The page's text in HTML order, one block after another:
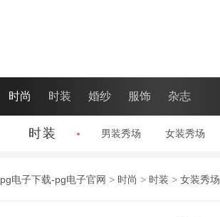
时尚 时装 婚纱 服饰 杂志
时装 男装秀场 女装秀场
pg电子下载-pg电子官网 > 时尚 > 时装 > 女装秀场